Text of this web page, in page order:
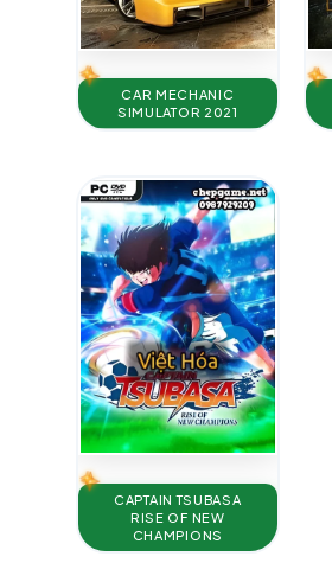
CAR MECHANIC
SIMULATOR 2021
CAPTAIN TSUBASA
RISE OF NEW
CHAMPIONS